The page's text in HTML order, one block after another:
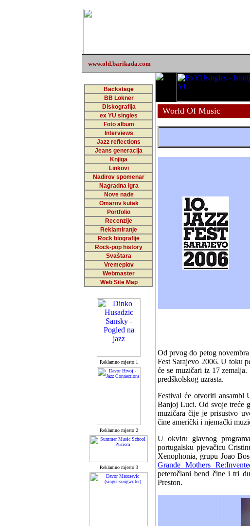
www.old.barikada.com
Backstage
BB Lokner
Diskografija
ex YU singles
Foto album
Interviews
Jazz reflections
Jeans generacija
Knjiga
Linkovi
Nadirov spomenar
Nagradna igra
Nove nade
Omarov kutak
Portfolio
Recenzije
Reklamiranje
Rock biografije
Rock-pop history
Svaštara
Vremeplov
Webmaster
Web Site Map
Reklamno mjesto 1
Reklamno mjesto 2
Reklamno mjesto 3
World Of Music
Od prvog do petog
Fest Sarajevo 2006. U toku
će se muzičari iz 17
predškolskog uzrasta.
Festival će otvoriti ansambl
Banjoj Luci. Od svoje treće
muzičara čije je prisustvo
čine američki i njemački
U okviru glavnog
portugalsku pjevačicu
Xenophonia, grupu Joao
Grande Mothers
peteročlani bend čine i tri
Preston.